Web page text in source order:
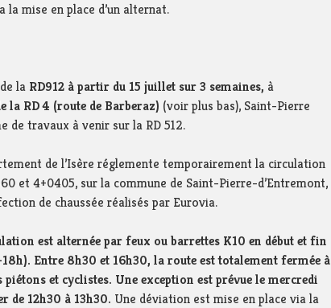
la mise en place d’un alternat.
la RD912 à partir du 15 juillet sur 3 semaines, à
la RD 4 (route de Barberaz) (voir plus bas), Saint-Pierre
de travaux à venir sur la RD 512.
de l’Isère réglemente temporairement la circulation
et 4+0405, sur la commune de Saint-Pierre-d’Entremont,
de chaussée réalisés par Eurovia.
est alternée par feux ou barrettes K10 en début et fin
Entre 8h30 et 16h30, la route est totalement fermée à
et cyclistes. Une exception est prévue le mercredi
de 12h30 à 13h30. Une déviation est mise en place via la